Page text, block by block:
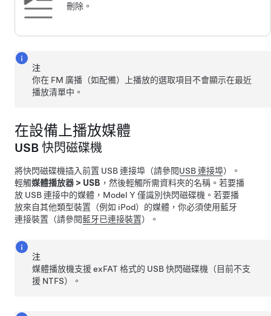
刪除。
注
你在 FM 廣播（如配備）上播放的選取項目不會顯示在最近
播放清單中。
在設備上播放媒體
USB 快閃磁碟機
將快閃磁碟機插入前置 USB 連接埠（請參閱USB 連接埠）。
輕觸媒體播放器 > USB ，然後輕觸所需資料夾的名稱。若要播
放 USB 連接中的媒體， Model Y 僅識別快閃磁碟機。若要播
放來自其他類型裝置（例如 iPod）的媒體，你必須使用藍牙
連接裝置（請參閱藍牙已連接裝置）。
注
媒體播放機支援 exFAT 格式的 USB 快閃磁碟機（目前不支
援 NTFS）。